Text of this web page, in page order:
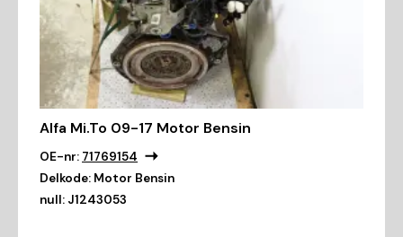
Alfa Mi.To 09-17 Motor Bensin
OE-nr: 71769154
Delkode: Motor Bensin
null: J1243053